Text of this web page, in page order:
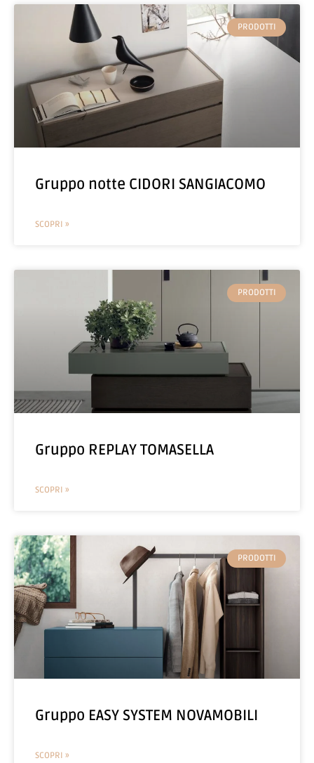
PRODOTTI
Gruppo notte CIDORI SANGIACOMO
SCOPRI »
PRODOTTI
Gruppo REPLAY TOMASELLA
SCOPRI »
PRODOTTI
Gruppo EASY SYSTEM NOVAMOBILI
SCOPRI »